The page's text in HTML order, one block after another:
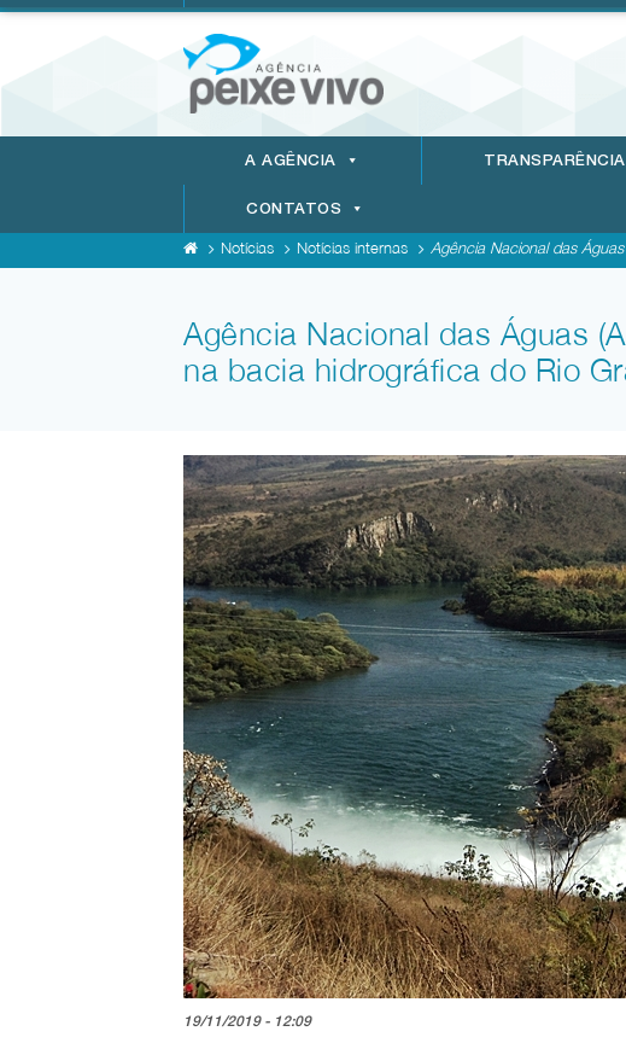
A AGÊNCIA TRANSPARÊNCIA
CONTATOS
Notícias Notícias internas Agência Nacional das
Agência Nacional das Águas
na bacia hidrográfica do Rio
19/11/2019 - 12:09